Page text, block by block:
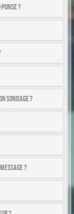
?
sondage ?
?